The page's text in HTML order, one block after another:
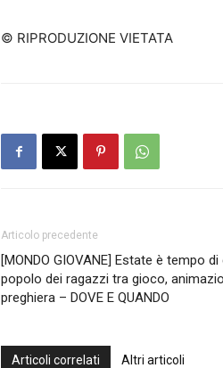
© RIPRODUZIONE VIETATA
Articolo precedente
[MONDO GIOVANE] Estate è tempo di
popolo dei ragazzi tra gioco,
preghiera – DOVE E QUANDO
Articoli correlati Altri articoli